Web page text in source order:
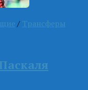
/ Трансферы